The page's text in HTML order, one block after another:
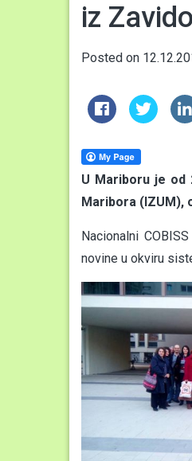
iz
Posted on
U Mariboru je od
Maribora (IZUM),
Nacionalni
novine u okviru